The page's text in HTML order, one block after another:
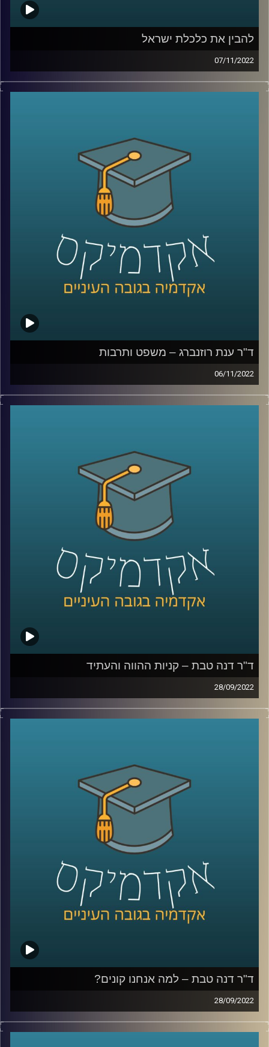
להבין את כלכלת ישראל
07/11/2022
כלכלת ישראל היא מנוע הצמיחה של מדינת ישראל. על מנת
להבין את מרכיביה השונים נשיא האוניברסיטה הפרופסור רפי
AudioVersity
ד"ר ענת רוזנברג – משפט ותרבות
06/11/2022
בעשורים האחרונים מתפתח הזרם המחקרי של "משפט
ותרבות". זרם זה בוחן שאלות חברתיות- משפטיות כמו איך
בפרק הזה של אקדמיקס אירחתי את ד"ר ענת רוזנברג חוקרת
משפט ותרבות לדבר על הקורס שהיא מלמד בנושא ועל הספר
שהיא כתבה ויצא לאור לאחרונה על ההיסטוריה של הפרסום
בעידן צריכת ההמונים בבריטניה.
יחד קיימנו שיחה אקדמית בגובה העיינים על מה זה פרסום
המונים, איך מפרידים בין פרסומת וחדשות, מהו מידע חיוני
ואיך המשפט נכנס לעולם הזה. בנוסף, דיברנו על איך מוכרים
לנו פנטזיות או חלומות (ואיך מפעילים רגולציה על זה), ובכלל,
מה זה משפט ותרבות, מה הקשר ביניהם ואיך חוקרים את
קרדיט תמונות:AudioVersity
ד"ר דנה טבת – קניות ההווה והעתיד
28/09/2022
בשנים האחרונות האופן בו אנחנו קונות וקונים עבר טלטלות
רבות – קניות בתקופת סגרים, משברים כלכליים ובכלל שינוי
האזינו לחלק השלישי והאחרון בשיחה עם ד"ר דנה טבת, מרצה
וחוקרת של תחום השיווק בבית הספר למנהל עסקים
קרדיט תמונות: AudioVersity
ד"ר דנה טבת – למה אנחנו קונים?
28/09/2022
למה אנחנו קונים דברים שאנחנו לא צריכים? כיצד נשים קונות
אחרת מגברים? למה ההבדלים האלו קיימים? איזו מוזיקה